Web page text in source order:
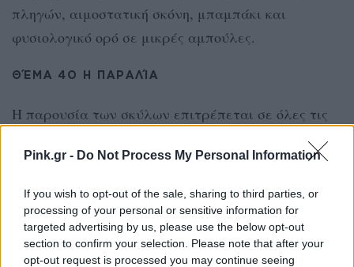
Pink.gr - Do Not Process My Personal Information
If you wish to opt-out of the sale, sharing to third parties, or
processing of your personal or sensitive information for
targeted advertising by us, please use the below opt-out
section to confirm your selection. Please note that after your
opt-out request is processed you may continue seeing
πληγών, αιμοστατική σκόνη, μπαμπάκι και
φυσιολογικό ορό σε μικρές αμπούλες.
ΘΈΜΑ 4Ο Η ΠΑΡΑΛΊΑ
Η παρουσία των σκύλων επιτρέπεται σε όλες τις
παραλίες, οργανωμένες και μη, αρκεί ο σκύλος να
συνοδεύεται, να φορά λουρί, και να έχει
ανανεωμένο βιβλιάριο υγείας, ενώ θα πρέπει να
φροντίζεις να μην ενοχλεί τους γύρω και φυσικά
τις φυσικές του ανάγκες. Το μπάνιο στη θάλασσα
επιτρέπεται σε μη πολυσύχναστες παραλίες. Και